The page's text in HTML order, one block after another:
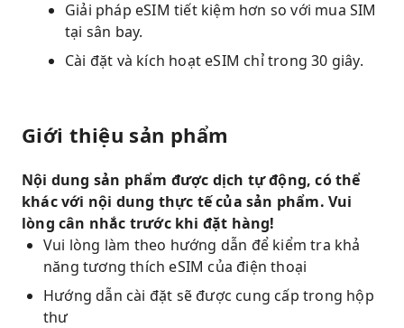
Giải pháp eSIM tiết kiệm hơn so với mua SIM
tại sân bay.
Cài đặt và kích hoạt eSIM chỉ trong 30 giây.
Giới thiệu sản phẩm
Nội dung sản phẩm được dịch tự động, có thể
khác với nội dung thực tế của sản phẩm. Vui
lòng cân nhắc trước khi đặt hàng!
Vui lòng làm theo hướng dẫn để kiểm tra khả
năng tương thích eSIM của điện thoại
Hướng dẫn cài đặt sẽ được cung cấp trong hộp
thư